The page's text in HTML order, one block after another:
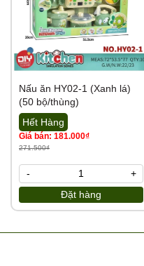
Nấu ăn HY02-1 (Xanh lá)
(50 bộ/thùng)
Hết Hàng
Giá bán: 181.000₫
271.500₫
Đặt hàng
- +